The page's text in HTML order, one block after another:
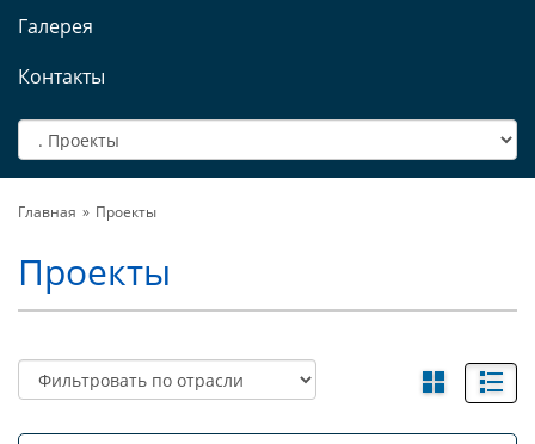
Галерея
Контакты
Главная Проекты
Проекты